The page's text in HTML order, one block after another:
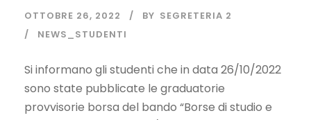
OTTOBRE 26, 2022 BY SEGRETERIA 2
NEWS_STUDENTI
Si informano gli studenti che in data 26/10/2022
sono state pubblicate le graduatorie
provvisorie borsa del bando “Borse di studio e